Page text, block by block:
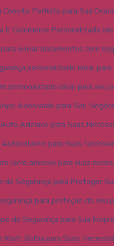
Perfeito para Sua
E Commerce Personalizado
enviar documentos com
personalizado ideal para
personalizado ideal para seu
Adesivado para Seu
Adesivo para Suas
para Suas
lacre adesivo para suas
Segurança para Proteger
para proteção do seu
de Segurança para Sua
Bolha para Suas